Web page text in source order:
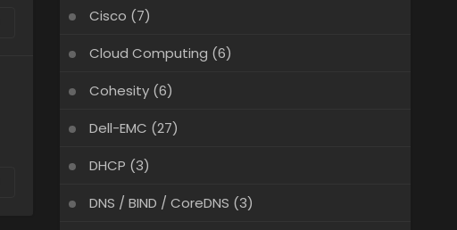
Cisco (7)
Cloud Computing (6)
Cohesity(6)
Dell-EMC (27)
DHCP (3)
DNS / BIND / CoreDNS (3)